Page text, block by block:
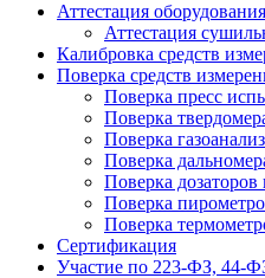
Аттестация оборудования
Аттестация
Калибровка средств
Поверка средств
Поверка пресс
Поверка
Поверка
Поверка
Поверка
Поверка
Поверка
Сертификация
Участие по 223-ФЗ, 44-